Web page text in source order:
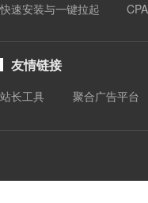
快速安装与一键拉起
友情链接
站长工具 聚合广告平台